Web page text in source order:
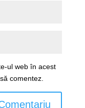
ul web în acest
comentez.